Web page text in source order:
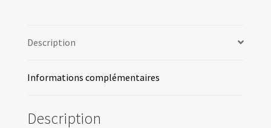
Description
Informations complémentaires
Description